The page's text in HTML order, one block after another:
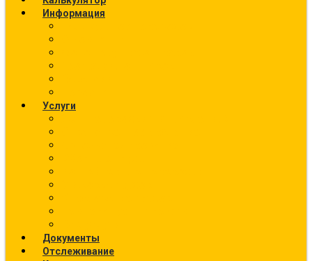
Информация
Услуги
Документы
Отслеживание